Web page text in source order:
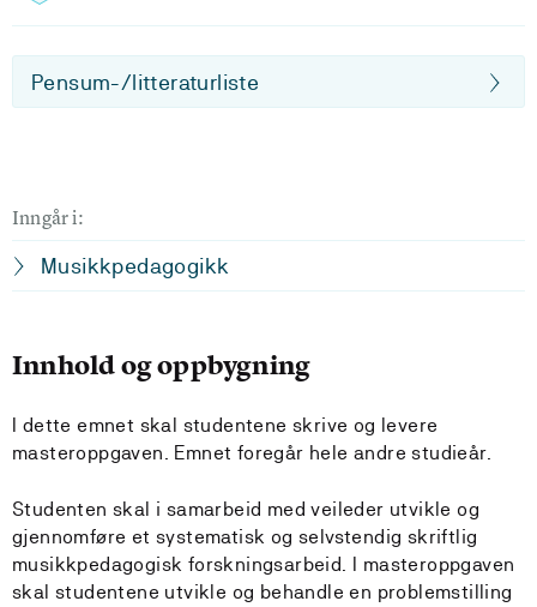
Pensum-/litteraturliste
Inngår i:
Musikkpedagogikk
Innhold og oppbygning
I dette emnet skal studentene skrive og levere
masteroppgaven. Emnet foregår hele andre studieår.
Studenten skal i samarbeid med veileder utvikle og
gjennomføre et systematisk og selvstendig skriftlig
musikkpedagogisk forskningsarbeid. I masteroppgaven
skal studentene utvikle og behandle en problemstilling